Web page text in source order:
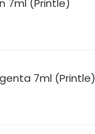
7ml (Printle)
7ml (Printle)